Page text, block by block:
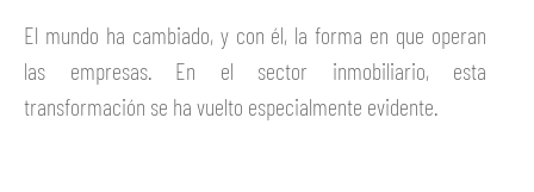
El mundo ha cambiado, y con él, la forma en que operan
las empresas. En el sector inmobiliario, esta
transformación se ha vuelto especialmente evidente.